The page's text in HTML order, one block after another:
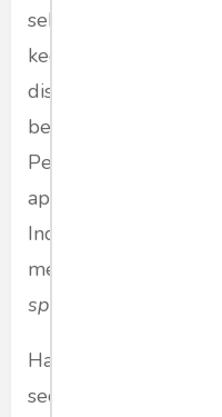
sekarang adalah
kecakapan
disebabkan hanya
berbahasa Inggris
Pertanyaan lain yang
apakah kompetensi
Indonesia akan
mendapatkan
speakers
Hal yang pasti
secara parsial